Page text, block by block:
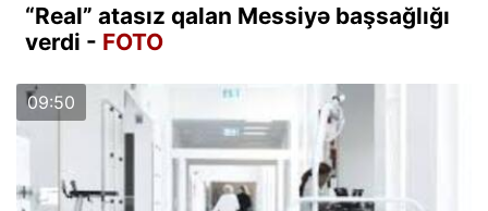
“Real” atasız qalan Messiyə başsağlığı
verdi - FOTO
09:50